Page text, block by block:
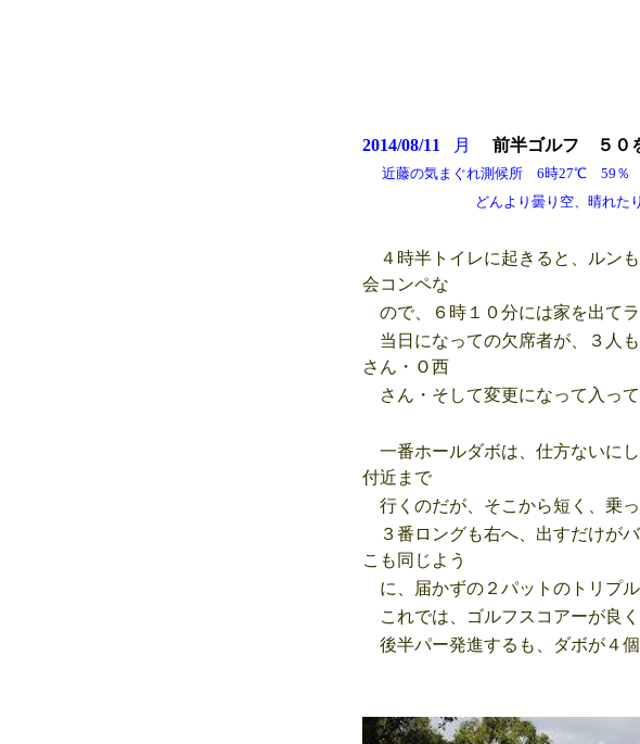
2014/08/11 月 前半ゴルフ ５０
近藤の気まぐれ測候所 6時27℃
どんより曇り空、晴れたり曇っ
４時半トイレに起きると、ルン
会コンペな
ので、６時１０分には家を出てラ
当日になっての欠席者が、３人
さん・Ｏ西
さん・そして変更になって入って
一番ホールダボは、仕方ないに
付近まで
行くのだが、そこから短く、乗っ
３番ロングも右へ、出すだけが
こも同じよう
に、届かずの２パットのトリプル
これでは、ゴルフスコアーが良く
後半パー発進するも、ダボが４個